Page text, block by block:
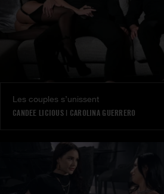
Les couples s’unissent
CANDEE LICIOUS| CAROLINA GUERRERO